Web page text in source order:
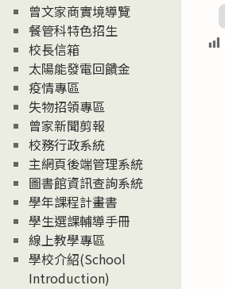
息
News
曾文家商實境導覽
餐管科特色招生
校長信箱
太陽能發電回饋金
疫情專區
失物招領專區
曾家新聞剪報
校務行政系統
主網頁後端管理系統
圖書館資訊查詢系統
學年課程計畫書
學生選課輔導手冊
線上教學專區
學校介紹(School
Introduction)